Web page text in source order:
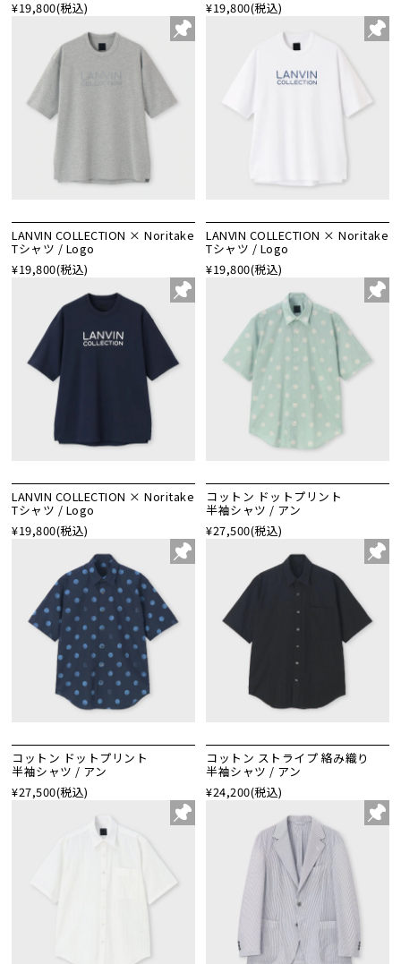
¥19,800(税込) ¥19,800(税込)
LANVIN COLLECTION × Noritake
Tシャツ / Logo
¥19,800(税込)
LANVIN COLLECTION × Noritake
Tシャツ / Logo
¥19,800(税込)
LANVIN COLLECTION × Noritake
Tシャツ / Logo
¥19,800(税込)
コットン ドットプリント
半袖シャツ / アン
¥27,500(税込)
コットン ドットプリント
半袖シャツ / アン
¥27,500(税込)
コットン ストライプ 絡み織り
半袖シャツ / アン
¥24,200(税込)